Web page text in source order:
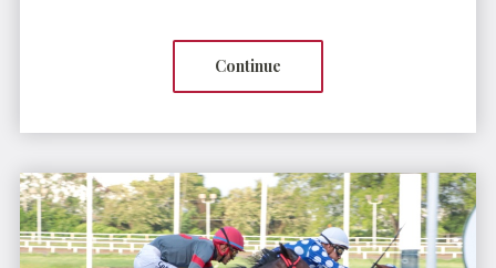
Continue